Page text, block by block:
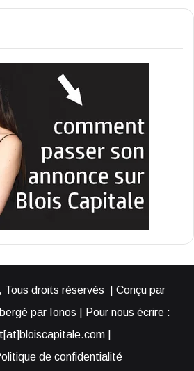
droits réservés | Conçu par
par Ionos | Pour nous écrire :
|
de confidentialité